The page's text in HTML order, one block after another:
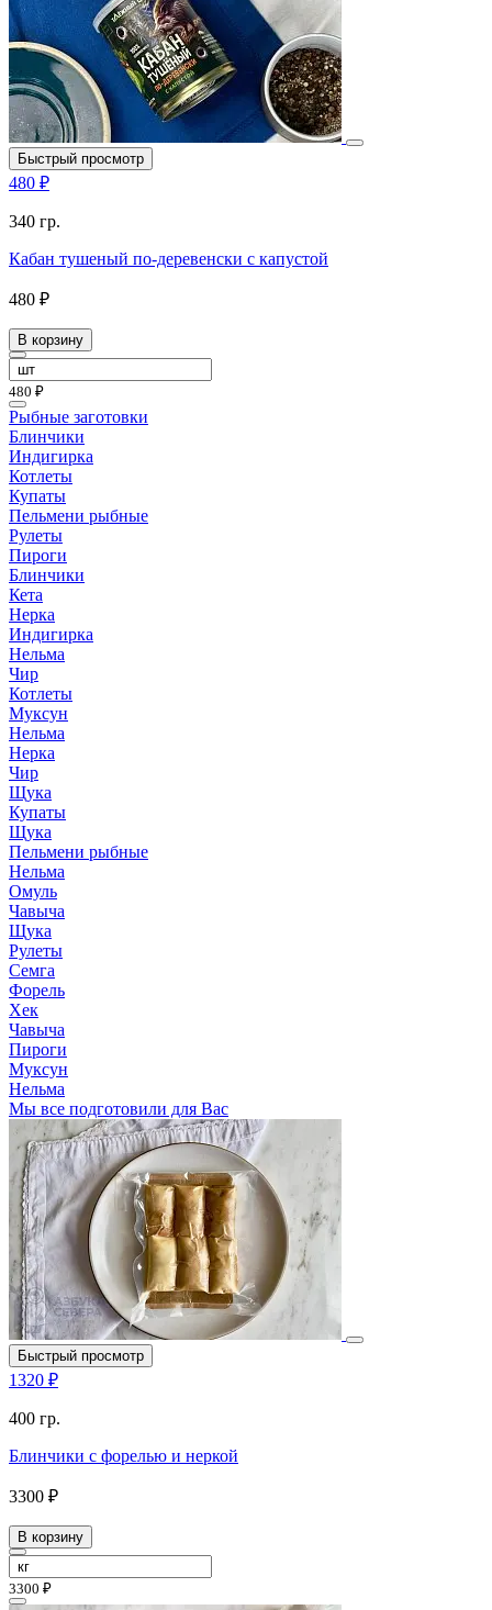
Быстрый просмотр
480 ₽
340 гр.
Кабан тушеный по-деревенски с капустой
480 ₽
В корзину
480 ₽
Рыбные заготовки
Блинчики
Индигирка
Котлеты
Купаты
Пельмени рыбные
Рулеты
Пироги
Блинчики
Кета
Нерка
Индигирка
Нельма
Чир
Котлеты
Муксун
Нельма
Нерка
Чир
Щука
Купаты
Щука
Пельмени рыбные
Нельма
Омуль
Чавыча
Щука
Рулеты
Семга
Форель
Хек
Чавыча
Пироги
Муксун
Нельма
Мы все подготовили для Вас
Быстрый просмотр
1320 ₽
400 гр.
Блинчики с форелью и неркой
3300 ₽
В корзину
3300 ₽